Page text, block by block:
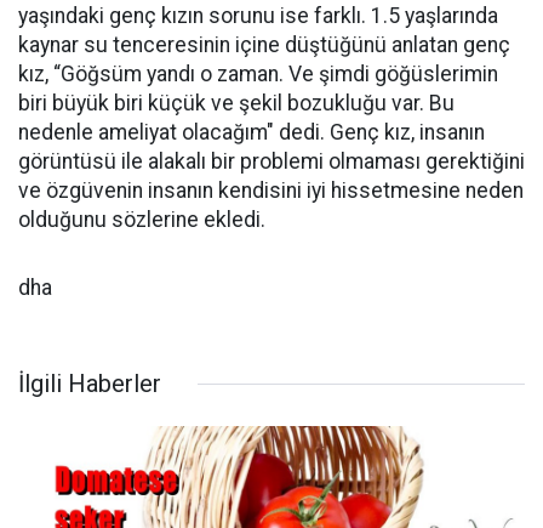
yaşındaki genç kızın sorunu ise farklı. 1.5 yaşlarında
kaynar su tenceresinin içine düştüğünü anlatan genç
kız, “Göğsüm yandı o zaman. Ve şimdi göğüslerimin
biri büyük biri küçük ve şekil bozukluğu var. Bu
nedenle ameliyat olacağım" dedi. Genç kız, insanın
görüntüsü ile alakalı bir problemi olmaması gerektiğini
ve özgüvenin insanın kendisini iyi hissetmesine neden
olduğunu sözlerine ekledi.
dha
İlgili Haberler